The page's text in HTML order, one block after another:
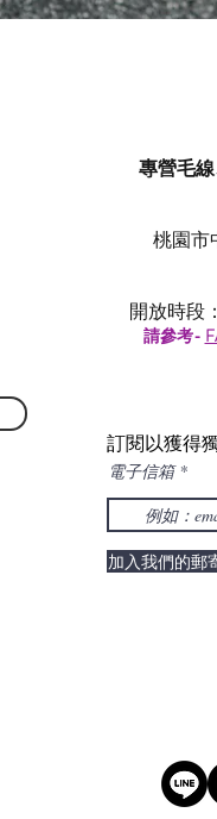
專營毛
桃園市
開放時段
請參考-
訂閱以獲得
電子信箱
加入我們的郵